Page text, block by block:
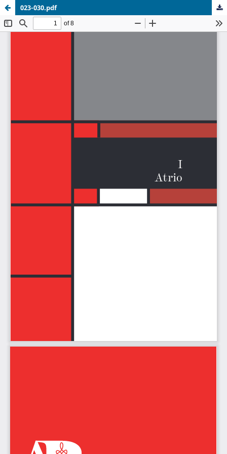
023-030.pdf